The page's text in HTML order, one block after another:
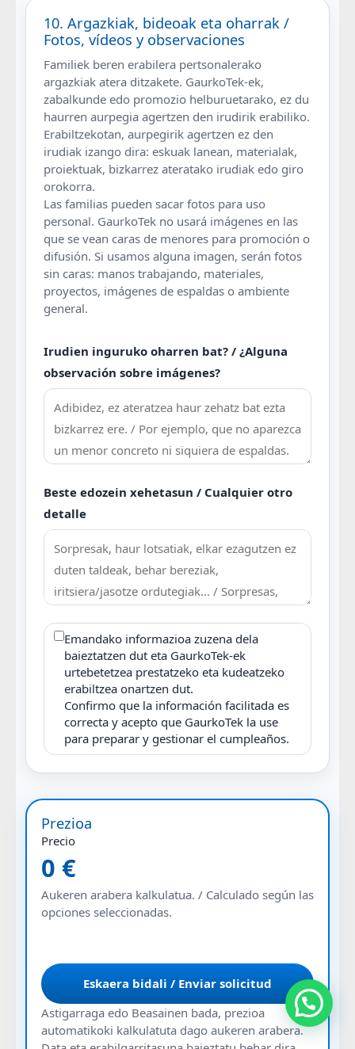
10. Argazkiak, bideoak eta oharrak /
Fotos, vídeos y observaciones
Familiek beren erabilera pertsonalerako
argazkiak atera ditzakete. GaurkoTek-ek,
zabalkunde edo promozio helburuetarako, ez du
haurren aurpegia agertzen den irudirik erabiliko.
Erabiltzekotan, aurpegirik agertzen ez den
irudiak izango dira: eskuak lanean, materialak,
proiektuak, bizkarrez ateratako irudiak edo giro
orokorra.
Las familias pueden sacar fotos para uso
personal. GaurkoTek no usará imágenes en las
que se vean caras de menores para promoción o
difusión. Si usamos alguna imagen, serán fotos
sin caras: manos trabajando, materiales,
proyectos, imágenes de espaldas o ambiente
general.
Irudien inguruko oharren bat? / ¿Alguna
observación sobre imágenes?
Beste edozein xehetasun / Cualquier otro
detalle
Emandako informazioa zuzena dela
baieztatzen dut eta GaurkoTek-ek
urtebetetzea prestatzeko eta kudeatzeko
erabiltzea onartzen dut.
Confirmo que la información facilitada es
correcta y acepto que GaurkoTek la use
para preparar y gestionar el cumpleaños.
Prezioa
Precio
0 €
Aukeren arabera kalkulatua. / Calculado según las
opciones seleccionadas.
Eskaera bidali / Enviar solicitud
Astigarraga edo Beasainen bada, prezioa
automatikoki kalkulatuta dago aukeren arabera.
💬 Laguntza behar? ¿Necesitas ayuda?